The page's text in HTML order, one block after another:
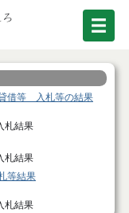
借等 入札等の結果
札結果
札結果
等結果
札結果